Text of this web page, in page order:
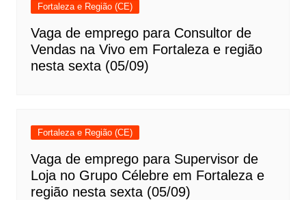
Fortaleza e Região (CE)
Vaga de emprego para Consultor de
Vendas na Vivo em Fortaleza e região
nesta sexta (05/09)
Fortaleza e Região (CE)
Vaga de emprego para Supervisor de
Loja no Grupo Célebre em Fortaleza e
região nesta sexta (05/09)